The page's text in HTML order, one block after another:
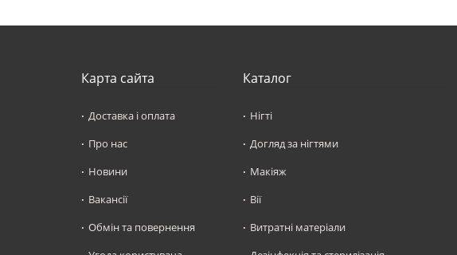
Карта сайта
Доставка і оплата
Про нас
Новини
Вакансії
Обмін та повернення
Каталог
Нігті
Догляд за нігтями
Макіяж
Вії
Витратні матеріали